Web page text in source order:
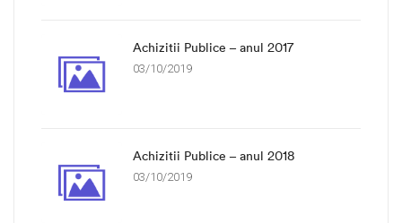
Achizitii Publice – anul 2017
03/10/2019
Achizitii Publice – anul 2018
03/10/2019